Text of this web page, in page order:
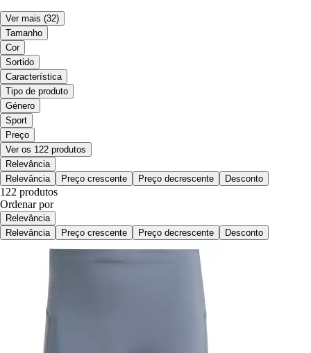
Ver mais (32)
Tamanho
Cor
Sortido
Característica
Tipo de produto
Género
Sport
Preço
Ver os 122 produtos
Relevância
Relevância
Preço crescente Preço decrescente Desconto
122 produtos
Ordenar por
Relevância
Relevância
Preço crescente Preço decrescente Desconto